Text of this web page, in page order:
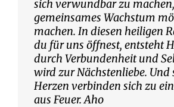
sich verwundbar zu
gemeinsames Wachstum
machen. In diesen heiligen
du für uns öffnest, entsteht
durch Verbundenheit und
wird zur Nächstenliebe. Und
Herzen verbinden sich zu
aus Feuer. Aho